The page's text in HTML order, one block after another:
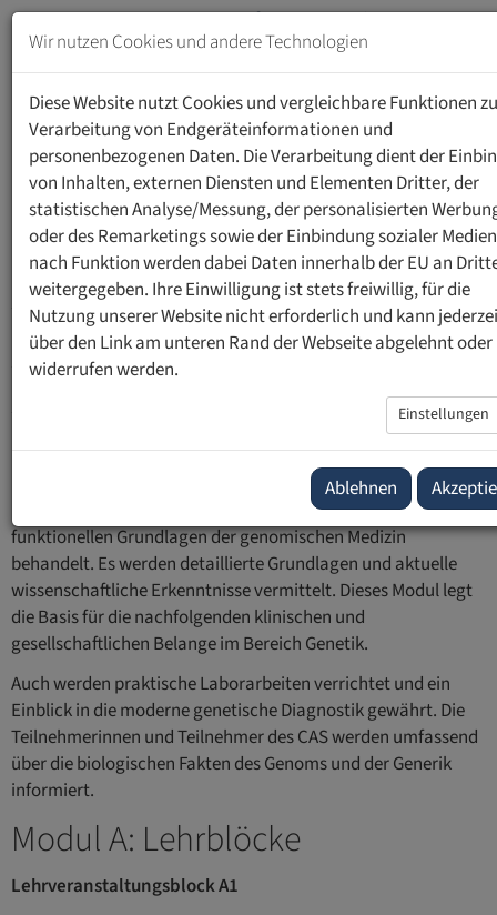
Zum
Inhalt
springen
Navigation
springen
MENU
HOME WEITERBILDUNG
INHALTE
GRUNDLAGEN DER GENOMISCHEN MEDIZIN
Modul A: Grundlagen der
genomischen Medizin
Unterrichtstage 6 Tage
In diesem Modul werden die molekularen, biochemischen und
funktionellen Grundlagen der genomischen Medizin
behandelt. Es werden detaillierte Grundlagen und aktuelle
wissenschaftliche Erkenntnisse vermittelt. Dieses Modul legt
die Basis für die nachfolgenden klinischen und
gesellschaftlichen Belange im Bereich Genetik.
Auch werden praktische Laborarbeiten verrichtet und ein
Einblick in die moderne genetische Diagnostik gewährt. Die
Teilnehmerinnen und Teilnehmer des CAS werden umfassend
über die biologischen Fakten des Genoms und der Generik
informiert.
Modul A: Lehrblöcke
Lehrveranstaltungsblock A1
Wir nutzen Cookies und andere Technologien
Diese Website nutzt Cookies und vergleichbare Funktionen
Verarbeitung von Endgeräteinformationen und
personenbezogenen Daten. Die Verarbeitung dient der
von Inhalten, externen Diensten und Elementen Dritter, der
statistischen Analyse/Messung, der personalisierten
oder des Remarketings sowie der Einbindung sozialer
nach Funktion werden dabei Daten innerhalb der EU an
weitergegeben. Ihre Einwilligung ist stets freiwillig, für die
Nutzung unserer Website nicht erforderlich und kann
über den Link am unteren Rand der Webseite abgelehnt oder
widerrufen werden.
Einstellungen
Ablehnen